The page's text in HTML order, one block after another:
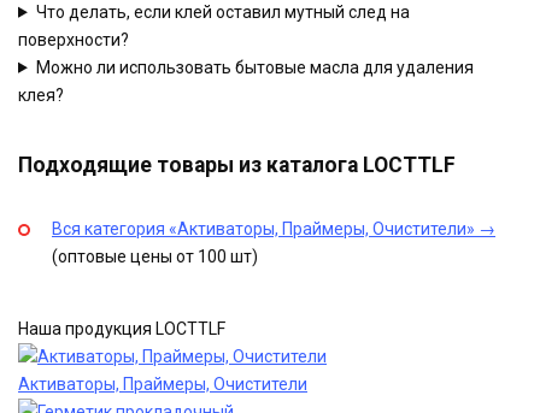
Что делать, если клей оставил мутный след на
поверхности?
Можно ли использовать бытовые масла для удаления
клея?
Подходящие товары из каталога LOCTTLF
Вся категория «Активаторы, Праймеры, Очистители» →
(оптовые цены от 100 шт)
Наша продукция LOCTTLF
Активаторы, Праймеры, Очистители